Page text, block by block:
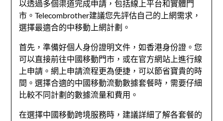
以透過多個渠道完成申請，包括線上平台和實體門
市。Telecombrother建議您先評估自己的上網需求，
選擇最適合的中移動上網計劃。
首先，準備好個人身份證明文件，如香港身份證。您
可以直接前往中國移動門市，或在官方網站上進行線
上申請。網上申請流程更為便捷，可以節省寶貴的時
間。選擇合適的中國移動流動數據套餐時，需要仔細
比較不同計劃的數據流量和費用。
在選擇中國移動跨境服務時，建議詳細了解各套餐的